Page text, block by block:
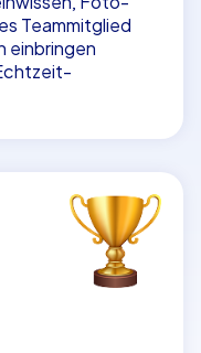
Teammitglied
einbringen